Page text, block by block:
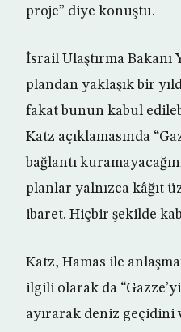
proje” diye konuştu.
İsrail Ulaştırma
plandan yaklaşık bir
fakat bunun kabul
Katz açıklamasında
bağlantı
planlar yalnızca kâğıt
ibaret. Hiçbir şekilde
Katz, Hamas ile
ilgili olarak da
ayırarak deniz geçidini